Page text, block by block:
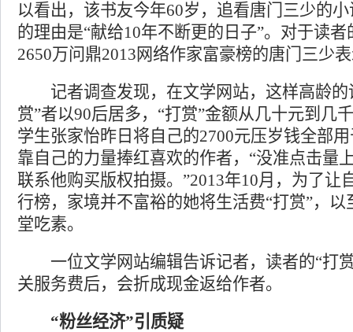
以看出，该书友今年60岁，追看唐门三少的
的理由是“献给10年不断更的日子”。对于读者
2650万问鼎2013网络作家富豪榜的唐门三少
记者调查发现，在文学网站，这样高龄的
赏”者以90后居多，“打赏”金额从几十元到几
学生张家怡昨日将自己的2700元压岁钱全部
靠自己的力量捧红喜欢的作者，“没准点击量
联系他购买版权拍摄。”2013年10月，为了让
行榜，家境并不富裕的她将生活费“打赏”，
堂吃素。
一位文学网站编辑告诉记者，读者的“打
关服务费后，会折成现金返给作者。
“粉丝经济”引质疑